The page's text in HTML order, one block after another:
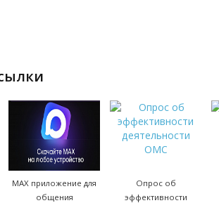
MAX приложение для
общения
Опрос об
эффективности